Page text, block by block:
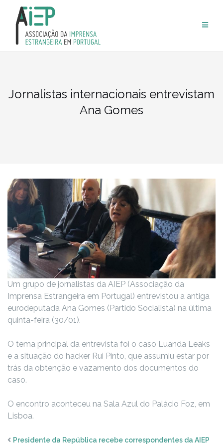
Jornalistas internacionais entrevistam
Ana Gomes
Um grupo de jornalistas da AIEP (Associação da
Imprensa Estrangeira em Portugal) entrevistou a antiga
eurodeputada Ana Gomes (Partido Socialista) na última
quinta-feira (30/01).
O tema principal da entrevista foi o caso Luanda Leaks
e a situação do hacker Rui Pinto, que assumiu estar por
trás da obtenção e vazamento dos documentos do
caso.
O encontro aconteceu na Sala Azul do Palácio Foz, em
Lisboa.
Presidente da República recebe correspondentes da AIEP